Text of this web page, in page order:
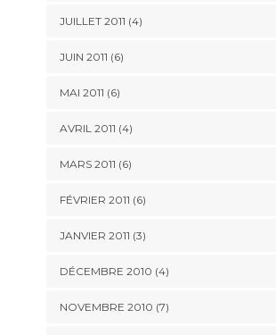
JUILLET 2011 (4)
JUIN 2011 (6)
MAI 2011 (6)
AVRIL 2011 (4)
MARS 2011 (6)
FÉVRIER 2011 (6)
JANVIER 2011 (3)
DÉCEMBRE 2010 (4)
NOVEMBRE 2010 (7)